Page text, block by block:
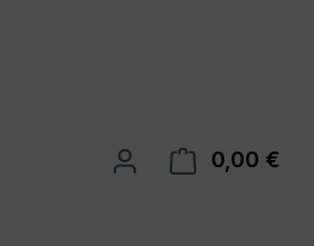
0,00 €